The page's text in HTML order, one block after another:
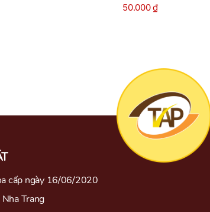
50.000₫
cấp ngày 16/06/2020
Trang